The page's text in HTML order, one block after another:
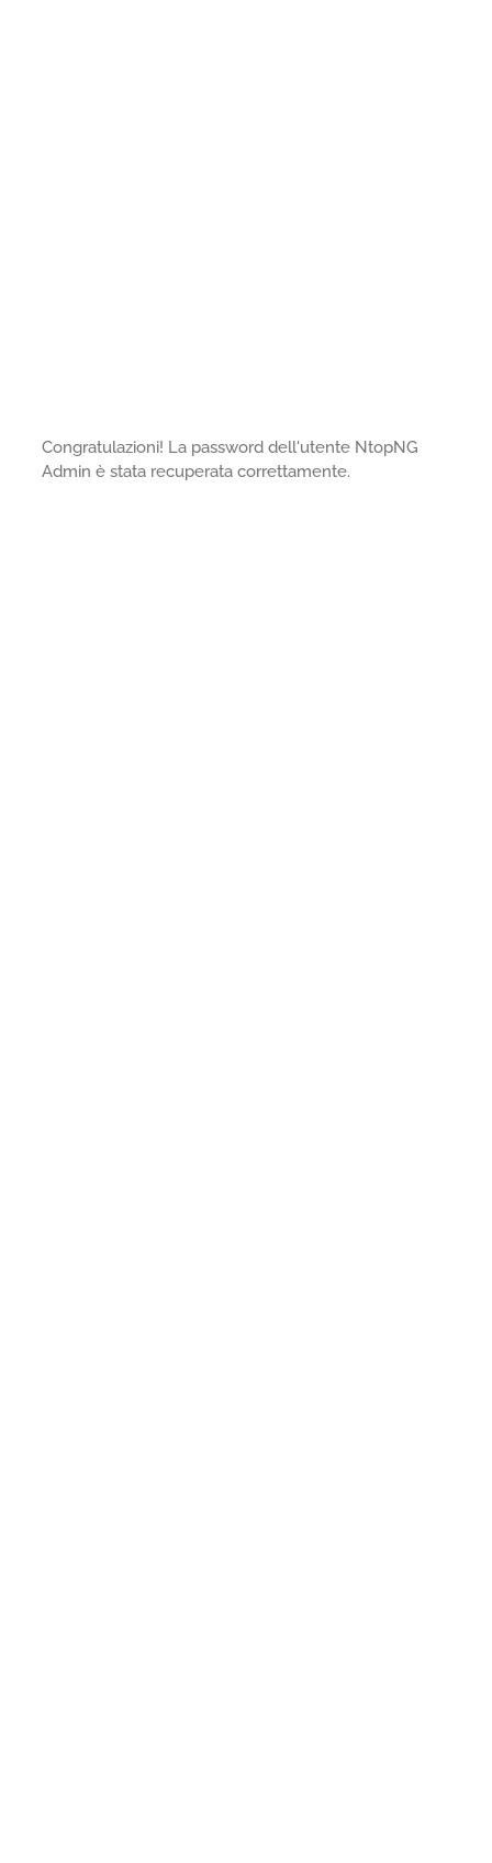
Congratulazioni! La password dell'utente NtopNG
Admin è stata recuperata correttamente.